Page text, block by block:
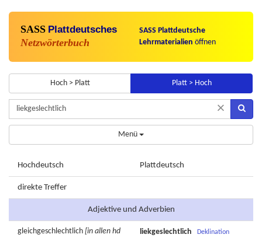
SASS Plattdeutsches
Netzwörterbuch
SASS Plattdeutsche
Lehrmaterialien öffnen
Hoch > Platt Platt > Hoch
×
Menü
Hochdeutsch Plattdeutsch
direkte Treffer
Adjektive und Adverbien
gleichgeschlechtlich [in allen hd
liekgeslechtlich Deklination